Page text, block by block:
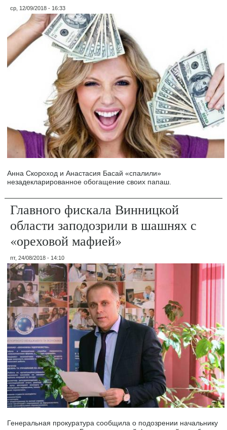
ср, 12/09/2018 - 16:33
Анна Скороход и Анастасия Басай «спалили»
незадекларированное обогащение своих папаш.
Главного фискала Винницкой
области заподозрили в шашнях с
«ореховой мафией»
пт, 24/08/2018 - 14:10
Генеральная прокуратура сообщила о подозрении начальнику